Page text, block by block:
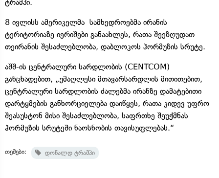
ტრამპი.
8 ივლისს ამერიკელმა სამხედროებმა ირანის
ტერიტორიაზე იერიშები განაახლეს, რათა შეეზღუდათ
თეირანის შესაძლებლობა, დაბლოკოს ჰორმუზის სრუტე.
აშშ-ის ცენტრალური სარდლობის (CENTCOM)
განცხადებით, „უმაღლესი მთავარსარდლის მითითებით,
ცენტრალური სარდლობის ძალებმა ირანზე დამატებითი
დარტყმების განხორციელება დაიწყეს, რათა კიდევ უფრო
შეასუსტონ მისი შესაძლებლობა, საფრთხე შეუქმნას
ჰორმუზის სრუტეში ნაოსნობის თავისუფლებას.“
თემები: დონალდ ტრამპი